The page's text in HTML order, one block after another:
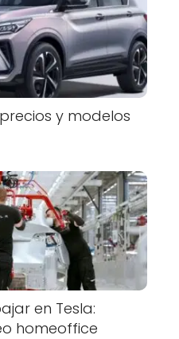
y modelos
en Tesla:
homeoffice